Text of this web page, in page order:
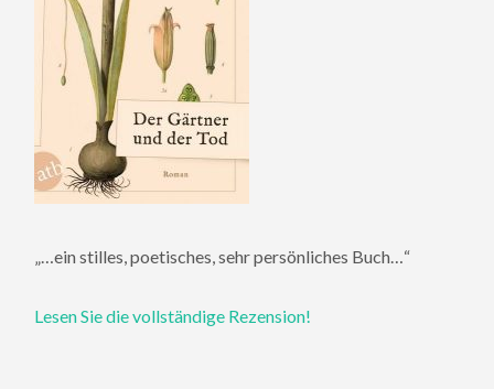
„…ein stilles, poetisches, sehr persönliches Buch…“
Lesen Sie die vollständige Rezension!